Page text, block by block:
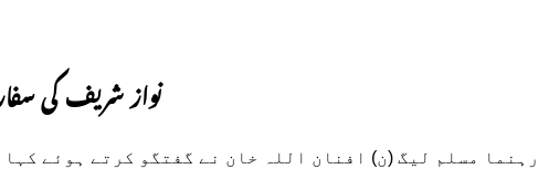
نواز شریف کی
رہنما مسلم لیگ (ن) افنان اللہ خان نے گفتگو کرتے ہوئے